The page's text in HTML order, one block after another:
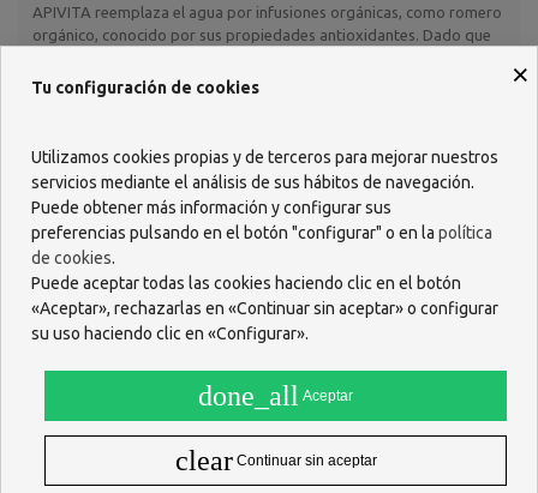
APIVITA reemplaza el agua por infusiones orgánicas, como romero
orgánico, conocido por sus propiedades antioxidantes. Dado que
70%, la base de los productos APIVITA es rica en ingredientes
antioxidantes. La infusión de romero es considerada la solución
revitalización y tonificación únicas. La eficacia de las infusiones
seleccionadas en cada caso está demostrada científicamente.
Complejo APISHIELD HS
El exclusivo complejo sinérgico APISHIELD HS de origen vegetal
protege el cuero cabelludo, manteniendo la bioflora y mejorando
su defensa frente a las agresiones medioambientales
(contaminación o herramientas térmicas), con acción fortificante y
reestructurante. Su eficacia está basada en la combinación de 7
oligosacárido prebiótico y la arginina.
Ácido hialurónico hidrolizado
El ácido hialurónico hidrolizado garantiza una hidratación en
profundidad del cabello actuando como un “imán” capaz de atraer
y absorber hasta 1000 veces su peso en humedad.
×
Tu configuración de cookies
Utilizamos cookies propias y de terceros para mejorar nuestros
servicios mediante el análisis de sus hábitos de navegación.
Puede obtener más información y configurar sus
preferencias pulsando en el botón "configurar" o en la política
de cookies.
Puede aceptar todas las cookies haciendo clic en el botón
«Aceptar», rechazarlas en «Continuar sin aceptar» o configurar
su uso haciendo clic en «Configurar».
done_all Aceptar
clear Continuar sin aceptar